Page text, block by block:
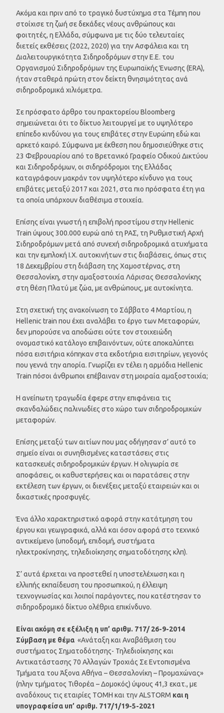
Ακόμα και πριν από το τραγικό δυστύχημα στα Τέμπη που
στοίχισε τη ζωή σε δεκάδες νέους ανθρώπους και
φοιτητές, η Ελλάδα, σύμφωνα με τις δύο τελευταίες
διετείς εκθέσεις (2022, 2020) για την Ασφάλεια και τη
Διαλειτουργικότητα Σιδηροδρόμων στην Ε.Ε. του
Οργανισμού Σιδηροδρόμων της Ευρωπαϊκής Ένωσης (ERA),
ήταν σταθερά πρώτη στον δείκτη θνησιμότητας ανά
σιδηροδρομικά χιλιόμετρα.
Σε πρόσφατο άρθρο του πρακτορείου Bloomberg
σημειώνεται ότι το δίκτυο λειτουργεί με το υψηλότερο
επίπεδο κινδύνου για τους επιβάτες στην Ευρώπη εδώ και
αρκετό καιρό. Σύμφωνα με έκθεση που δημοσιεύθηκε στις
23 Φεβρουαρίου από το Βρετανικό Γραφείο Οδικού Δικτύου
και Σιδηροδρόμων, οι σιδηρόδρομοι της Ελλάδας
καταγράφουν μακράν τον υψηλότερο κίνδυνο για τους
επιβάτες μεταξύ 2017 και 2021, στα πιο πρόσφατα έτη για
τα οποία υπάρχουν διαθέσιμα στοιχεία.
Επίσης είναι γνωστή η επιβολή προστίμου στην Hellenic
Train ύψους 300.000 ευρώ από τη ΡΑΣ, τη Ρυθμιστική Αρχή
Σιδηροδρόμων μετά από συνεχή σιδηροδρομικά ατυχήματα
και την εμπλοκή Ι.Χ. αυτοκινήτων στις διαβάσεις, όπως στις
18 Δεκεμβρίου στη διάβαση της Χαμοστέρνας, στη
Θεσσαλονίκη, στην αμαξοστοιχία Λάρισας Θεσσαλονίκης
στη θέση Πλατύ με ζώα, με ανθρώπους, με αυτοκίνητα.
Στη σχετική της ανακοίνωση το Σάββατο 4 Μαρτίου, η
Hellenic train που έχει αναλάβει το έργο των Μεταφορών,
δεν μπορούσε να αποδώσει ούτε τον στοιχειώδη
ονομαστικό κατάλογο επιβαινόντων, ούτε αποκαλύπτει
πόσα εισιτήρια κόπηκαν στα εκδοτήρια εισιτηρίων, γεγονός
που γεννά την απορία. Γνωρίζει εν τέλει η αρμόδια Hellenic
Train πόσοι άνθρωποι επέβαιναν στη μοιραία αμαξοστοιχία;
Η ανείπωτη τραγωδία έφερε στην επιφάνεια τις
σκανδαλώδεις παλινωδίες στο χώρο των σιδηροδρομικών
μεταφορών.
Επίσης μεταξύ των αιτίων που μας οδήγησαν σ’ αυτό το
σημείο είναι οι συνηθισμένες καταστάσεις στις
κατασκευές σιδηροδρομικών έργων. Η ολιγωρία σε
αποφάσεις, οι καθυστερήσεις και οι παρατάσεις στην
εκτέλεση των έργων, οι διενέξεις μεταξύ εταιρειών και οι
δικαστικές προσφυγές.
Ένα άλλο χαρακτηριστικό αφορά στην κατάτμηση του
έργου και γεωγραφικά, αλλά και όσον αφορά στο τεχνικό
αντικείμενο (υποδομή, επιδομή, συστήματα
ηλεκτροκίνησης, τηλεδιοίκησης σηματοδότησης κλπ).
Σ’ αυτά έρχεται να προστεθεί η υποστελέχωση και η
ελλιπής εκπαίδευση του προσωπικού, η έλλειψη
τεχνογνωσίας και λοιποί παράγοντες, που κατέστησαν το
σιδηροδρομικό δίκτυο ολέθρια επικίνδυνο.
Είναι ακόμη σε εξέλιξη η υπ’ αριθμ. 717/ 26-9-2014
Σύμβαση με θέμα «Ανάταξη και Αναβάθμιση του
συστήματος Σηματοδότησης- Τηλεδιοίκησης και
Αντικατάστασης 70 Αλλαγών Τροχιάς Σε Εντοπισμένα
Τμήματα του Άξονα Αθήνα – Θεσσαλονίκη – Προμαχώνας»
(πλην τμήματος Τιθορέα – Δομοκός) ύψους 41,3 εκατ., με
αναδόχους τις εταιρίες ΤΟΜΗ και την ALSTORM και η
υπογραφείσα υπ’ αριθμ. 717/1/19-5-2021